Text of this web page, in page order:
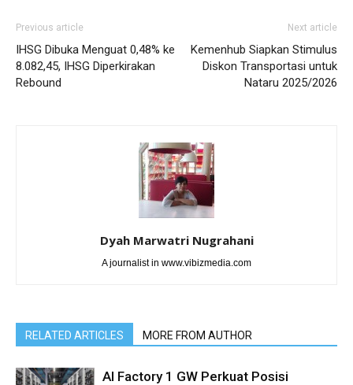
Previous article
IHSG Dibuka Menguat 0,48% ke
8.082,45, IHSG Diperkirakan
Rebound
Next article
Kemenhub Siapkan Stimulus
Diskon Transportasi untuk
Nataru 2025/2026
Dyah Marwatri Nugrahani
A journalist in www.vibizmedia.com
RELATED ARTICLES MORE FROM AUTHOR
AI Factory 1 GW Perkuat Posisi